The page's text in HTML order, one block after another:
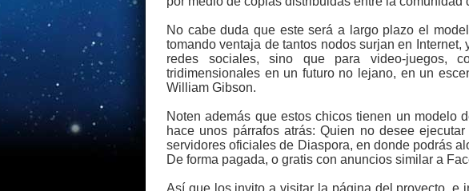
No cabe duda que este será a largo plazo el
tomando ventaja de tantos nodos surjan en
redes sociales, sino que para video-juegos,
tridimensionales en un futuro no lejano, en un
William Gibson.
Noten además que estos chicos tienen un modelo
hace unos párrafos atrás: Quien no desee
servidores oficiales de Diaspora, en donde podrás
De forma pagada, o gratis con anuncios similar a
Así que los invito a visitar la página del proyecto, e